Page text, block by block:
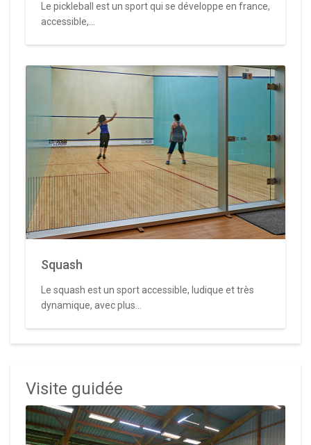
Le pickleball est un sport qui se développe en france,
accessible,...
Squash
Le squash est un sport accessible, ludique et très
dynamique, avec plus...
Visite guidée
Le badminton